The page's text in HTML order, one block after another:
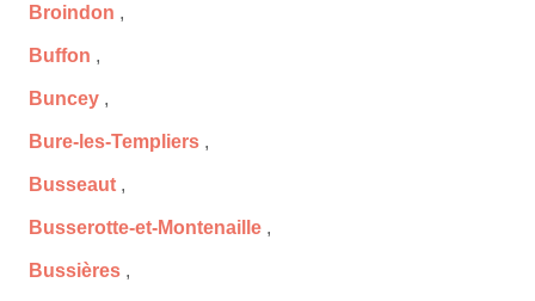
Broindon ,
Buffon ,
Buncey ,
Bure-les-Templiers ,
Busseaut ,
Busserotte-et-Montenaille ,
Bussières ,